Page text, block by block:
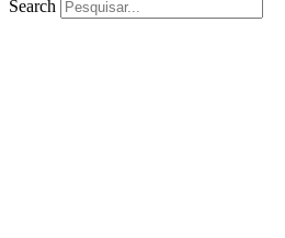
Search